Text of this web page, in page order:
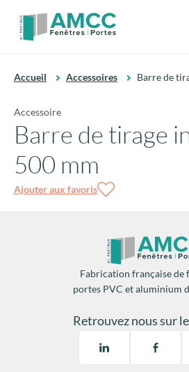
Accueil Accessoires Barre de
Accessoire
Barre de tirage
500 mm
Ajouter aux favoris
Fabrication française de
portes PVC et aluminium
Retrouvez nous sur